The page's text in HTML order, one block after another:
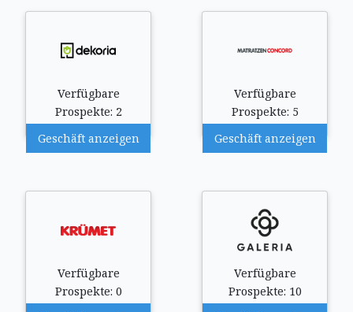
Verfügbare
Prospekte: 2
Geschäft anzeigen
Verfügbare
Prospekte: 5
Geschäft anzeigen
Verfügbare
Prospekte: 0
Verfügbare
Prospekte: 10